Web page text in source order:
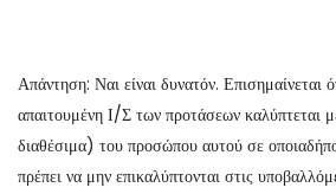
Απάντηση: Ναι είναι δυνατόν. Επισημαίνεται
απαιτουμένη Ι/Σ των προτάσεων καλύπτεται
διαθέσιμα) του προσώπου αυτού σε
πρέπει να μην επικαλύπτονται στις